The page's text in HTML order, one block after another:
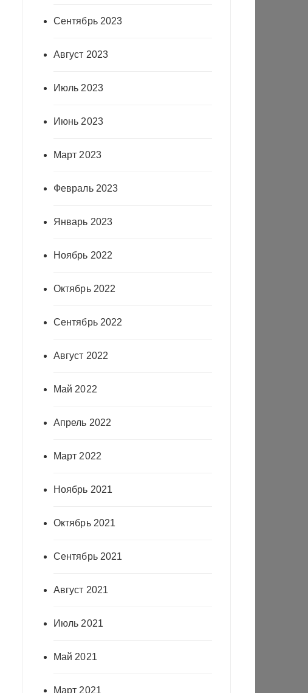
Сентябрь 2023
Август 2023
Июль 2023
Июнь 2023
Март 2023
Февраль 2023
Январь 2023
Ноябрь 2022
Октябрь 2022
Сентябрь 2022
Август 2022
Май 2022
Апрель 2022
Март 2022
Ноябрь 2021
Октябрь 2021
Сентябрь 2021
Август 2021
Июль 2021
Май 2021
Март 2021